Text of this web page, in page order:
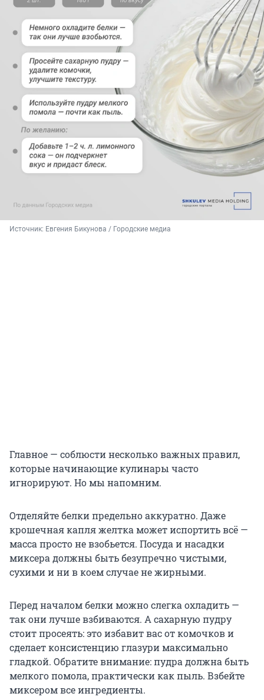
Источник: Евгения Бикунова / Городские медиа
Главное — соблюсти несколько важных правил,
которые начинающие кулинары часто
игнорируют. Но мы напомним.
Отделяйте белки предельно аккуратно. Даже
крошечная капля желтка может испортить всё —
масса просто не взобьется. Посуда и насадки
миксера должны быть безупречно чистыми,
сухими и ни в коем случае не жирными.
Перед началом белки можно слегка охладить —
так они лучше взбиваются. А сахарную пудру
стоит просеять: это избавит вас от комочков и
сделает консистенцию глазури максимально
гладкой. Обратите внимание: пудра должна быть
мелкого помола, практически как пыль. Взбейте
миксером все ингредиенты.